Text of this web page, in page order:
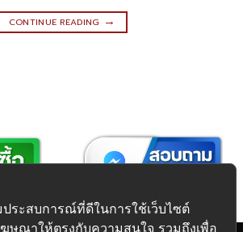
CONTINUE READING →
ประสบการณ์ที่ดีในการใช้เว็บไซต์
ษณาให้ตรงกับความสนใจ รวมถึงเพื่อ